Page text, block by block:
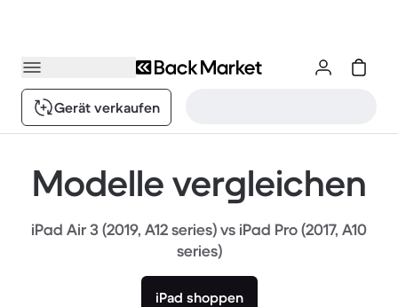
Gerät verkaufen
Modelle vergleichen
iPad Air 3 (2019, A12 series) vs iPad Pro (2017, A10
series)
iPad shoppen